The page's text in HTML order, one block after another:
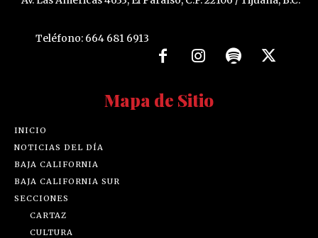
Teléfono: 664 681 6913
Mapa de Sitio
INICIO
NOTICIAS DEL DÍA
BAJA CALIFORNIA
BAJA CALIFORNIA SUR
SECCIONES
CARTAZ
CULTURA